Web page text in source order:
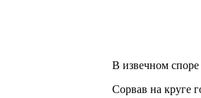
В извечном споре
Сорвав на круге